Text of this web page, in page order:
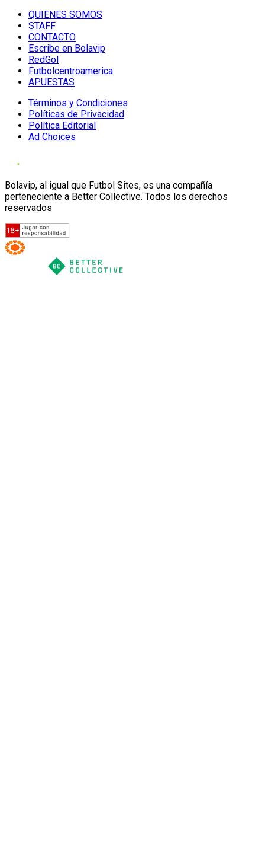
QUIENES SOMOS
STAFF
CONTACTO
Escribe en Bolavip
RedGol
Futbolcentroamerica
APUESTAS
Términos y Condiciones
Políticas de Privacidad
Política Editorial
Ad Choices
Bolavip, al igual que Futbol Sites, es una compañía
perteneciente a Better Collective. Todos los derechos
reservados